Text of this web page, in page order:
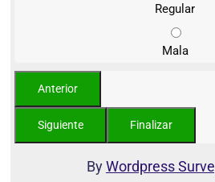
Regular
Mala
ByWordpress